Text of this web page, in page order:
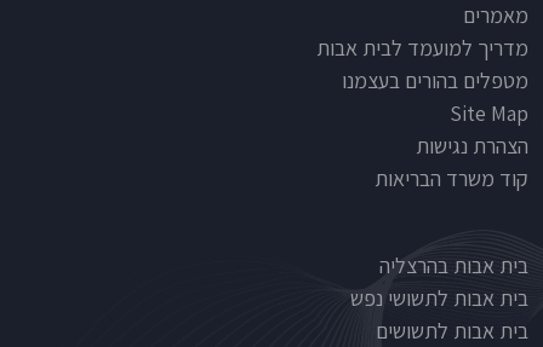
מאמרים
מדריך למועמד לבית אבות
מטפלים בהורים בעצמנו
Site Map
הצהרת נגישות
קוד משרד הבריאות
Nursinghouse type
בית אבות בהרצליה
בית אבות לתשושי נפש
בית אבות לתשושים